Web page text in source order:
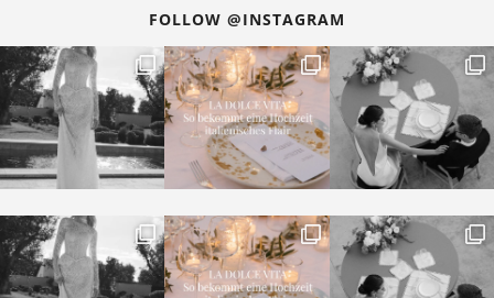
Romantik verzaubern. Gleichzeitig symbolisiert sie
auch Reinheit und steht seit jeher für klassische
Eleganz. So sindweiße Brautsträuße
gerade im Winter
wunderschön und unterstreichen den authentischen
Flair einerWinterhochzeit.
Kombinationen – einBrautstrauß in Weißbietet eine
große Vielfalt an floralen Highlights. Im Fokus: